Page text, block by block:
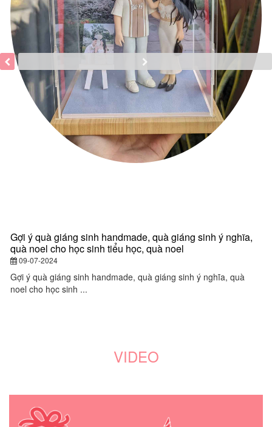
Gợi ý quà giáng sinh handmade, quà giáng sinh ý nghĩa,
quà noel cho học sinh tiểu học, quà noel
09-07-2024
Gợi ý quà giáng sinh handmade, quà giáng sinh ý nghĩa, quà
noel cho học sinh ...
VIDEO